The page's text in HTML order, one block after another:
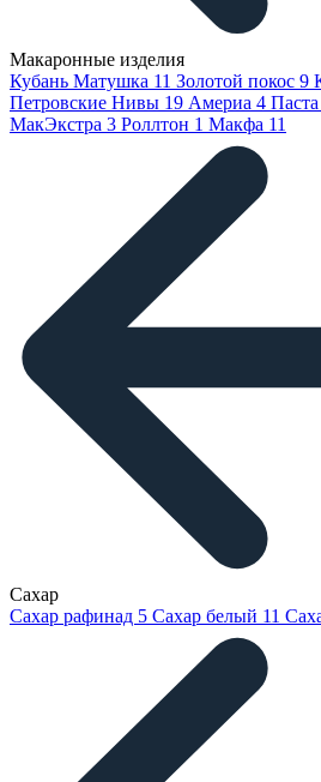
Макаронные изделия
Кубань Матушка 11 Золотой покос 9
Петровские Нивы 19 Америа 4 Паста
МакЭкстра 3 Роллтон 1 Макфа 11
Сахар
Сахар рафинад 5 Сахар белый 11